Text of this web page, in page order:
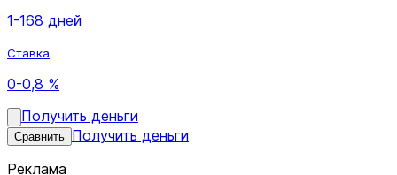
1-168 дней
Ставка
0-0,8 %
Получить деньги
Сравнить Получить деньги
Реклама